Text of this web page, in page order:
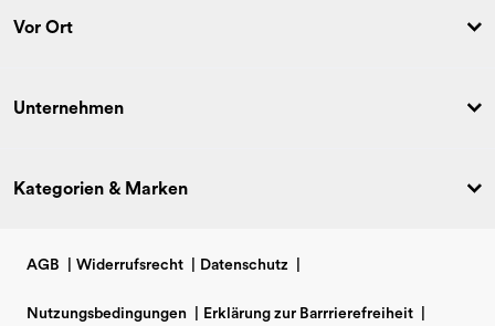
Vor Ort
Unternehmen
Kategorien & Marken
AGB Widerrufsrecht Datenschutz
Nutzungsbedingungen Erklärung zur Barrrierefreiheit